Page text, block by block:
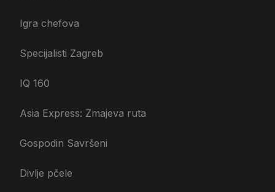
Igra chefova
Specijalisti Zagreb
IQ 160
Asia Express: Zmajeva ruta
Gospodin Savršeni
Divlje pčele